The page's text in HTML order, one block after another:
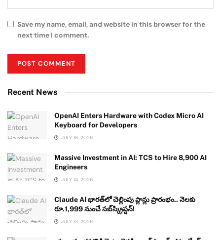
Save my name, email, and website in this browser for the
next time I comment.
Recent News
OpenAI Enters Hardware with Codex Micro AI
Keyboard for Developers
JULY 18, 2026
Massive Investment in AI: TCS to Hire 8,900 AI
Engineers
JULY 14, 2026
Claude AI భారత్‌లో చెల్లింపు ప్లాన్లు ప్రారంభం.. నెలకు
రూ.1,999 నుంచే సబ్‌స్క్రిప్షన్!
JULY 13, 2026